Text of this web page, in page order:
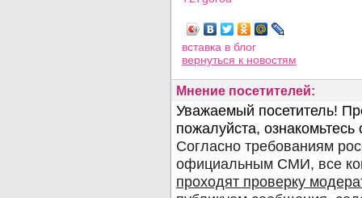
вставка в блог
вернуться к новостям
Мнение посетителей: